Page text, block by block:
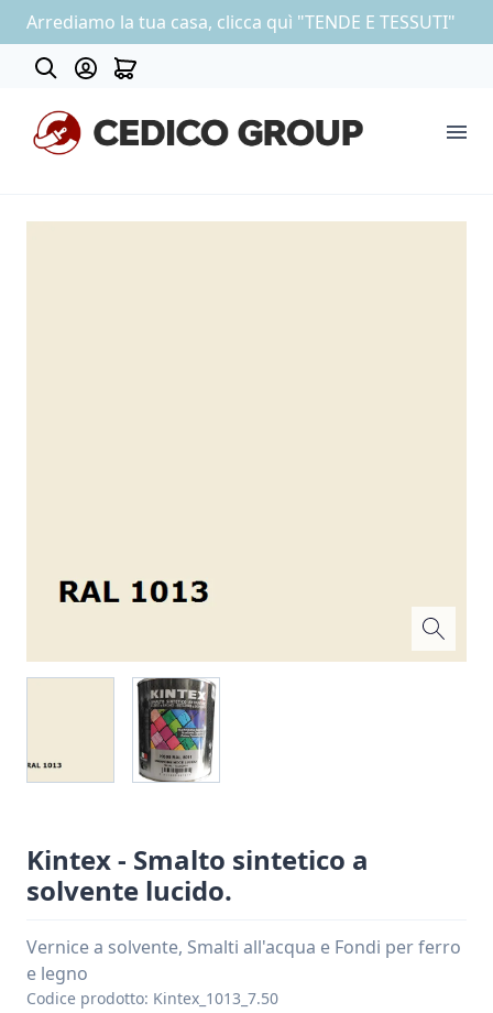
Arrediamo la tua casa, clicca quì "TENDE E TESSUTI"
Kintex - Smalto sintetico a
solvente lucido.
Vernice a solvente, Smalti all'acqua e Fondi per ferro
e legno
Codice prodotto: Kintex_1013_7.50